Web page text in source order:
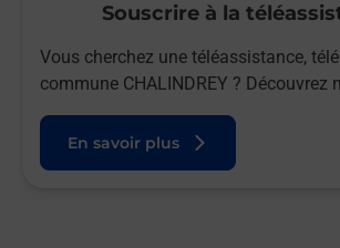
Souscrire à la
Vous cherchez une téléassistance,
commune CHALINDREY ? Découvrez
En savoir plus